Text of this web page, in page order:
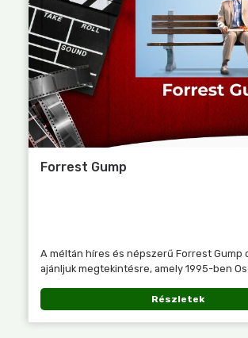
Forrest Gump
A méltán híres és népszerű Forrest Gump
ajánljuk megtekintésre, amely 1995-ben
Részletek